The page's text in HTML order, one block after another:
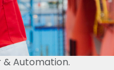
& Automation.